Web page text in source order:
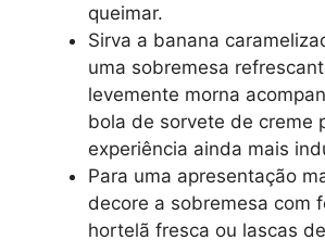
queimar.
Sirva a banana
uma sobremesa
levemente morna
bola de sorvete de creme
experiência ainda mais
Para uma apresentação
decore a sobremesa com
hortelã fresca ou lascas